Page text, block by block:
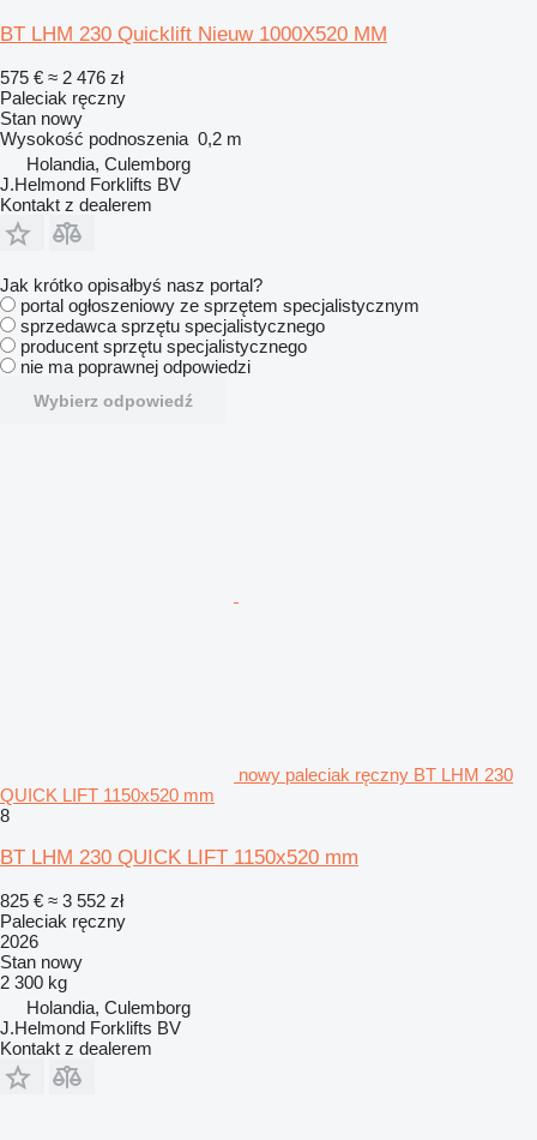
BT LHM 230 Quicklift Nieuw 1000X520 MM
575 € ≈ 2 476 zł
Paleciak ręczny
Stan nowy
Wysokość podnoszenia 0,2 m
Holandia, Culemborg
J.Helmond Forklifts BV
Kontakt z dealerem
Jak krótko opisałbyś nasz portal?
portal ogłoszeniowy ze sprzętem specjalistycznym
sprzedawca sprzętu specjalistycznego
producent sprzętu specjalistycznego
nie ma poprawnej odpowiedzi
Wybierz odpowiedź
nowy paleciak ręczny BT LHM 230
QUICK LIFT 1150x520 mm
8
BT LHM 230 QUICK LIFT 1150x520 mm
825 € ≈ 3 552 zł
Paleciak ręczny
2026
Stan nowy
2 300 kg
Holandia, Culemborg
J.Helmond Forklifts BV
Kontakt z dealerem